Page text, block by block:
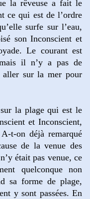
la rêveuse a fait le
ce qui est de l’ordre
surfe sur l’eau,
son Inconscient et
Le courant est
il n’y a pas de
aller sur la mer pour
la plage qui est le
et Inconscient,
t-on déjà remarqué
de la venue des
était pas venue, ce
quelconque non
sa forme de plage,
y sont passées. En